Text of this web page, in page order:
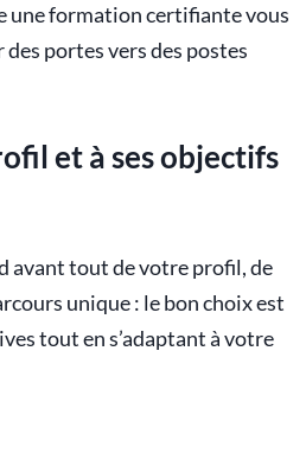
une formation certifiante vous
portes vers des postes
et à ses objectifs
avant tout de votre profil, de
unique : le bon choix est
tout en s’adaptant à votre